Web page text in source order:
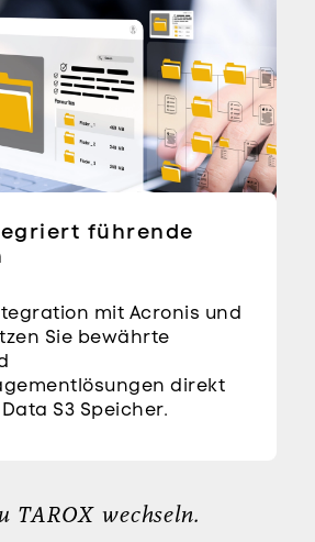
führende
mit Acronis und
Sie bewährte
direkt
Data S3 Speicher.
TAROX wechseln.